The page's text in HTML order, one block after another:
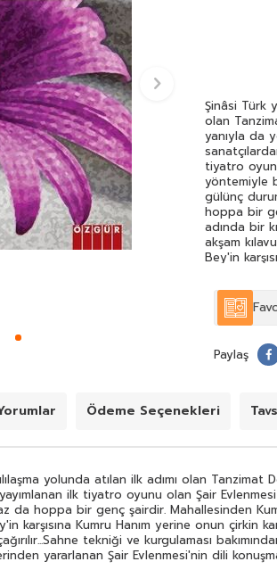
Şinâsi Türk
olan
yanıyla da
tiyatro
yöntemiyle
gülünç
hoppa bir
adında bir
akşam
Bey'in
eder. O
konuşma
Paylaş
Ödeme Seçenekleri
yolunda atılan ilk adımı olan
yayımlanan ilk tiyatro oyunu olan Şair
da hoppa bir genç şairdir. Mahallesinden
karşısına Kumru Hanım yerine onun çirkin
tekniği ve kurgulaması
yararlanan Şair Evlenmesi'nin dili